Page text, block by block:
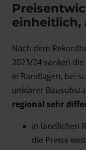
einheitlich,
Nach dem
2023/24 sanken
in Randlagen, bei
unklarer
regional sehr
In ländlichen
die Preise